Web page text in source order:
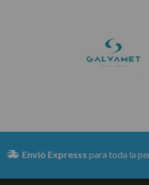
Envió Expressspara toda la